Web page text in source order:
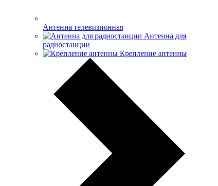
Антенна телевизионная
Антенна для
радиостанции
Крепление антенны